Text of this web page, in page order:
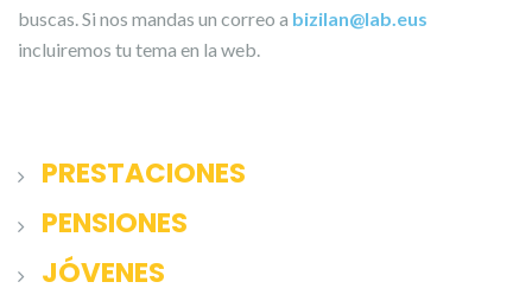
buscas. Si nos mandas un correo a bizilan@lab.eus
incluiremos tu tema en la web.
PRESTACIONES
PENSIONES
JÓVENES